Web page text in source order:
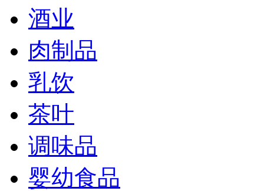
酒业
肉制品
乳饮
茶叶
调味品
婴幼食品